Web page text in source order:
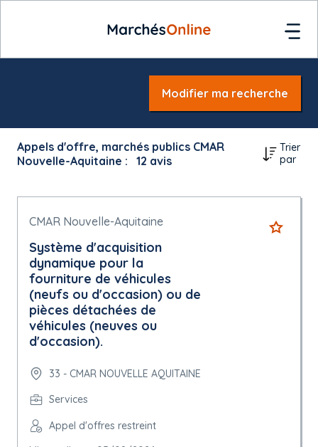
Modifier ma recherche
Appels d'offre, marchés publics CMAR
Nouvelle-Aquitaine :
12 avis
Trier
par
CMAR Nouvelle-Aquitaine
Système d'acquisition
dynamique pour la
fourniture de véhicules
(neufs ou d'occasion) ou de
pièces détachées de
véhicules (neuves ou
d'occasion).
33 - CMAR NOUVELLE AQUITAINE
Services
Appel d'offres restreint